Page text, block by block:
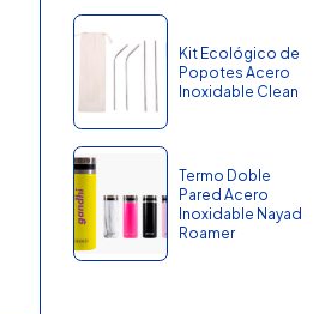
Kit Ecológico de
Popotes Acero
Inoxidable Clean
Termo Doble
Pared Acero
Inoxidable Nayad
Roamer